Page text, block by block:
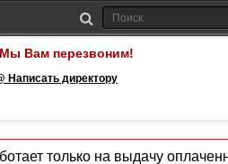
Мы Вам перезвоним!
Написать директору
только на выдачу